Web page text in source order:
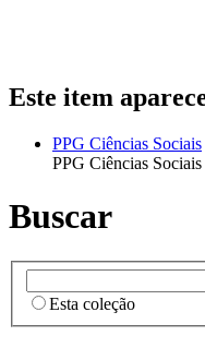
Este item
PPG Ciências Sociais
PPG Ciências Sociais
Buscar
Esta coleção